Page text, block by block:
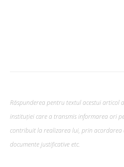
Răspunderea pentru textul acestui articol
instituției care a transmis informarea ori
contribuit la realizarea lui, prin acordarea
documente justificative etc.